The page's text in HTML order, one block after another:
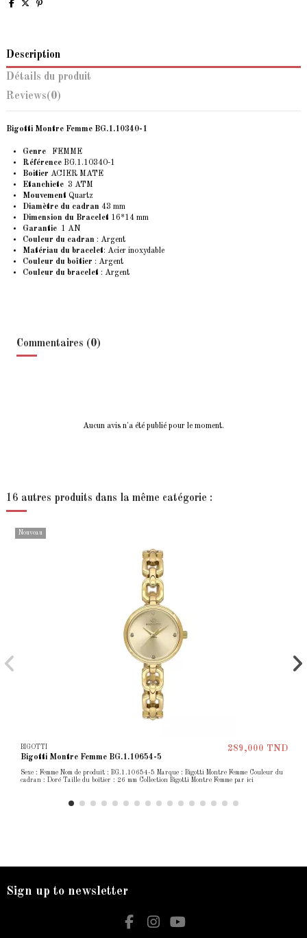
Description
Détails du produit
Reviews(0)
Bigotti Montre Femme BG.1.10340-1
Genre FEMME
Référence BG.1.10340-1
Boitier ACIER MATE
Etanchiete 3 ATM
Mouvement Quartz
Diamètre du cadran 43 mm
Dimension du Bracelet 16*14 mm
Garantie 1 AN
Couleur du cadran : Argent
Matériau du bracelet: Acier inoxydable
Couleur du boîtier : Argent
Couleur du bracelet : Argent
Commentaires (0)
Aucun avis n'a été publié pour le moment.
16 autres produits dans la même catégorie :
Nouveau
BIGOTTI
Bigotti Montre Femme BG.1.10654-5
289,000 TND
Sexe : Femme Nom de produit : BG.1.10654-5 Marque : Bigotti Montre Femme Couleur du
cadran : Doré Taille du boîtier : 26 mm Collection Bigotti Montre Femme par ici
Sign up to newsletter